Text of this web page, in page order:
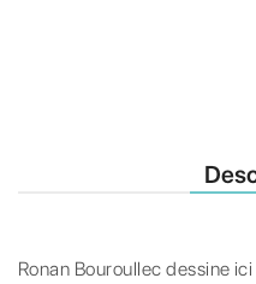
Ronan Bouroullec dessine